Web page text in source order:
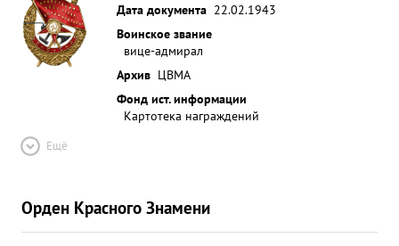
Дата документа 22.02.1943
Воинское звание
вице-адмирал
Архив ЦВМА
Фонд ист. информации
Картотека награждений
Ещё
Орден Красного Знамени